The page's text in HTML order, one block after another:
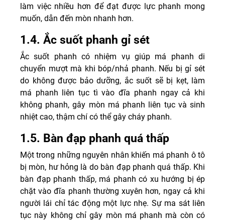
làm việc nhiều hơn để đạt được lực phanh mong
muốn, dẫn đến mòn nhanh hơn.
1.4. Ắc suốt phanh gỉ sét
Ắc suốt phanh có nhiệm vụ giúp má phanh di
chuyển mượt mà khi bóp/nhả phanh. Nếu bị gỉ sét
do không được bảo dưỡng, ắc suốt sẽ bị kẹt, làm
má phanh liên tục tì vào đĩa phanh ngay cả khi
không phanh, gây mòn má phanh liên tục và sinh
nhiệt cao, thậm chí có thể gây cháy phanh.
1.5. Bàn đạp phanh quá thấp
Một trong những nguyên nhân khiến má phanh ô tô
bị mòn, hư hỏng là do bàn đạp phanh quá thấp. Khi
bàn đạp phanh thấp, má phanh có xu hướng bị ép
chặt vào đĩa phanh thường xuyên hơn, ngay cả khi
người lái chỉ tác động một lực nhẹ. Sự ma sát liên
tục này không chỉ gây mòn má phanh mà còn có